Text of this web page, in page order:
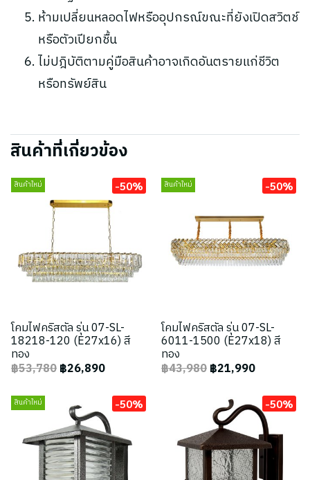
ห้ามเปลี่ยนหลอดไฟหรืออุปกรณ์ขณะที่ยังเปิดสวิตช์
หรือตัวเปียกชื้น
ไม่ปฎิบัติตามคู่มือสินค้าอาจเกิดอันตรายแก่ชีวิต
หรือทรัพย์สิน
สินค้าที่เกี่ยวข้อง
สินค้าใหม่ -50%
โคมไฟคริสตัล รุ่น 07-SL-
18218-120 (E27x16) สี
ทอง
฿53,780฿26,890
สินค้าใหม่ -50%
โคมไฟคริสตัล รุ่น 07-SL-
6011-1500 (E27x18) สี
ทอง
฿43,980฿21,990
สินค้าใหม่ -50% -50%